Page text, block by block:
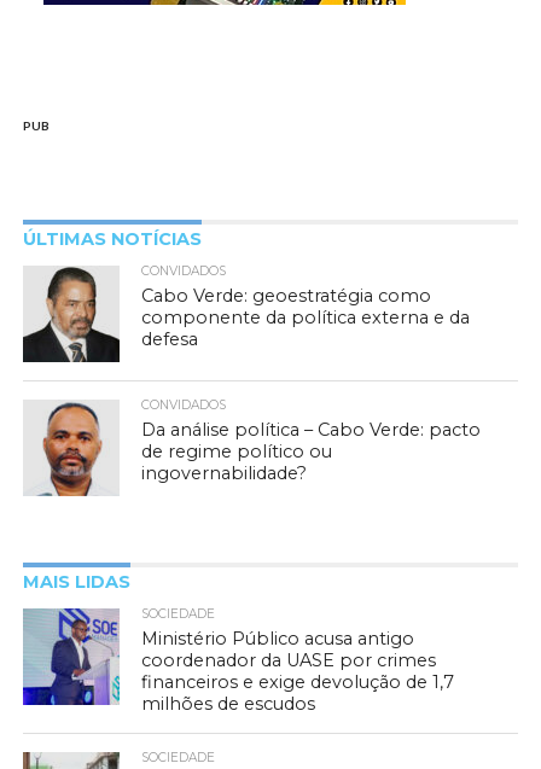
PUB
ÚLTIMAS NOTÍCIAS
CONVIDADOS
Cabo Verde: geoestratégia como
componente da política externa e da
defesa
CONVIDADOS
Da análise política – Cabo Verde: pacto
de regime político ou
ingovernabilidade?
MAIS LIDAS
SOCIEDADE
Ministério Público acusa antigo
coordenador da UASE por crimes
financeiros e exige devolução de 1,7
milhões de escudos
SOCIEDADE